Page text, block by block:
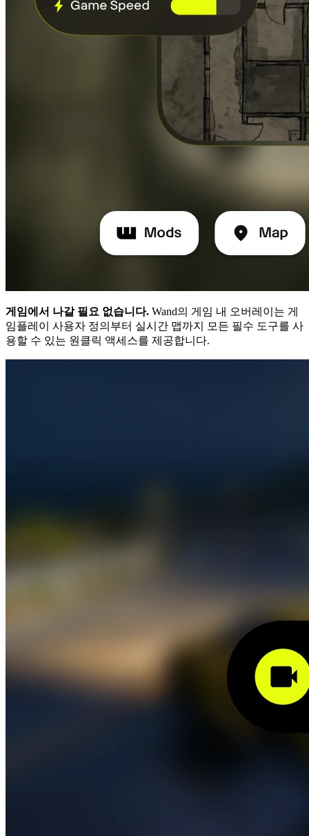
게임에서 나갈 필요 없습니다. Wand의 게임 내 오버레이는 게
임플레이 사용자 정의부터 실시간 맵까지 모든 필수 도구를 사
용할 수 있는 원클릭 액세스를 제공합니다.